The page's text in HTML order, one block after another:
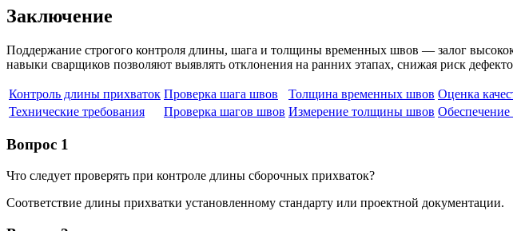
Заключение
Поддержание строгого контроля длины, шага и толщины временных швов — залог
навыки сварщиков позволяют выявлять отклонения на ранних этапах, снижая риск
Контроль длины прихваток Проверка шага швов Толщина временных швов Оценка
Технические требования
Проверка шагов швов Измерение толщины швов Обеспечение
Вопрос 1
Что следует проверять при контроле длины сборочных прихваток?
Соответствие длины прихватки установленному стандарту или проектной документации.